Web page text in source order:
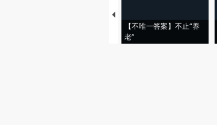
【不唯一答案】不止“养
老”